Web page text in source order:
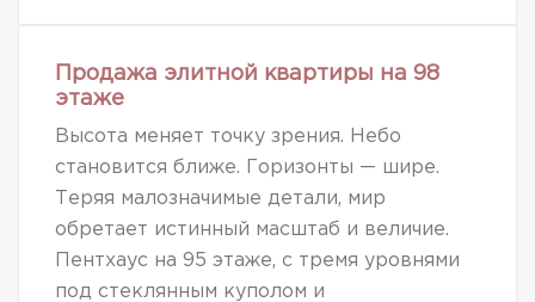
Продажа элитной квартиры на 98
этаже
Высота меняет точку зрения. Небо
становится ближе. Горизонты — шире.
Теряя малозначимые детали, мир
обретает истинный масштаб и величие.
Пентхаус на 95 этаже, с тремя уровнями
под стеклянным куполом и